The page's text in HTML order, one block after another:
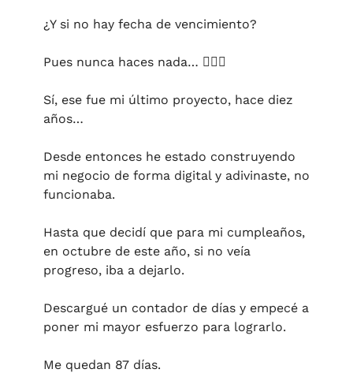
¿Y si no hay fecha de vencimiento?
Pues nunca haces nada… 🤦🏻‍♀️
Sí, ese fue mi último proyecto, hace diez
años…
Desde entonces he estado construyendo
mi negocio de forma digital y adivinaste, no
funcionaba.
Hasta que decidí que para mi cumpleaños,
en octubre de este año, si no veía
progreso, iba a dejarlo.
Descargué un contador de días y empecé a
poner mi mayor esfuerzo para lograrlo.
Me quedan 87 días.